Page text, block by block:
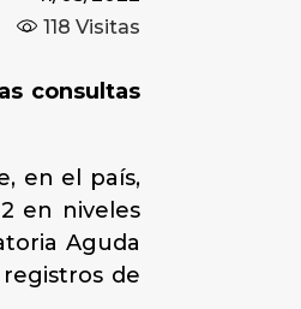
118 Visitas
consultas
en el país,
en niveles
Aguda
de